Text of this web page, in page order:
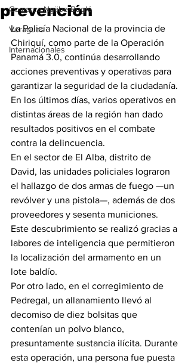
Comarca Ngäbe-Buglé
Veraguas
Internacionales
prevención
La Policía Nacional de la provincia de
Chiriquí, como parte de la Operación
Panamá 3.0, continúa desarrollando
acciones preventivas y operativas para
garantizar la seguridad de la ciudadanía.
En los últimos días, varios operativos en
distintas áreas de la región han dado
resultados positivos en el combate
contra la delincuencia.
En el sector de El Alba, distrito de
David, las unidades policiales lograron
el hallazgo de dos armas de fuego —un
revólver y una pistola—, además de dos
proveedores y sesenta municiones.
Este descubrimiento se realizó gracias a
labores de inteligencia que permitieron
la localización del armamento en un
lote baldío.
Por otro lado, en el corregimiento de
Pedregal, un allanamiento llevó al
decomiso de diez bolsitas que
contenían un polvo blanco,
presuntamente sustancia ilícita. Durante
esta operación, una persona fue puesta